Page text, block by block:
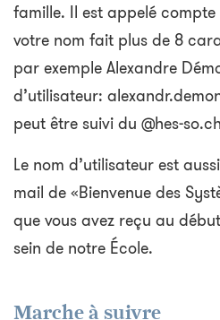
famille. Il est appelé
votre nom fait plus de 8
par exemple Alexandre
d’utilisateur:
peut être suivi du @hes-
Le nom d’utilisateur est
mail de «Bienvenue des
que vous avez reçu au
sein de notre École.
​​Marche à suivre